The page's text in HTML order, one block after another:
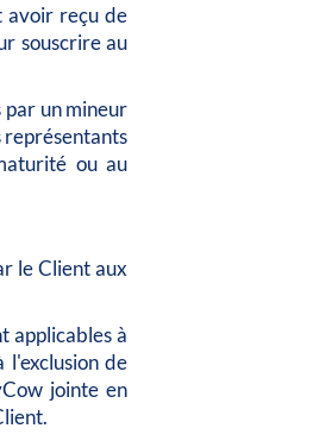
avoir reçu de
souscrire au
un mineur
représentants
ou au
le Client aux
applicables à
de
jointe en